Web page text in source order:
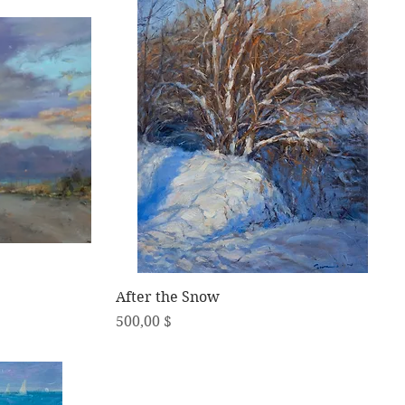
Schnellansicht
After the Snow
Preis
500,00 $